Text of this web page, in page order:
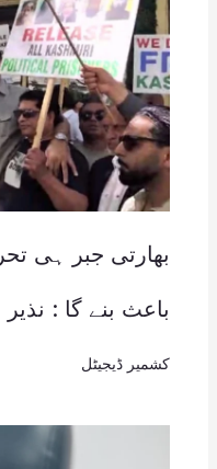
بھارتی جبر ہی
باعث بنے گا :
کشمیر ڈیجیٹل